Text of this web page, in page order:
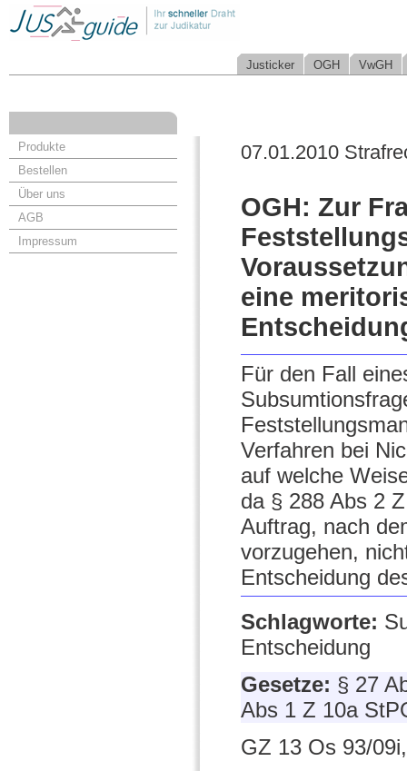
Justicker OGH VwGH
Produkte
Bestellen
Über uns
AGB
Impressum
07.01.2010
OGH: Zur
eine
Für den Fall
Verfahren bei
auf welche
da § 288 Abs 2
Auftrag, nach
vorzugehen,
Entscheidung
Schlagworte:
Entscheidung
Gesetze: § 27
Abs 1 Z 10a
GZ 13 Os 93/